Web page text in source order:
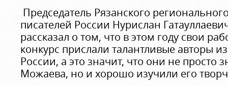
Председатель Рязанского
писателей России Нурислан
рассказал о том, что в этом году свои
конкурс прислали талантливые авторы
России, а это значит, что они не просто
Можаева, но и хорошо изучили его